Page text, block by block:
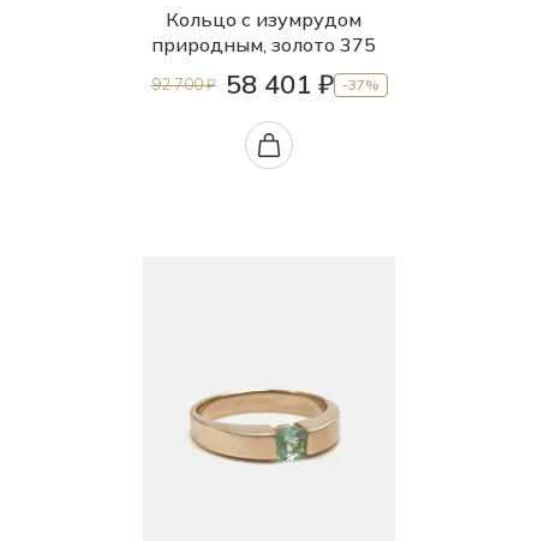
Кольцо с изумрудом
природным, золото 375
92 700 ₽ 58 401 ₽ -37%